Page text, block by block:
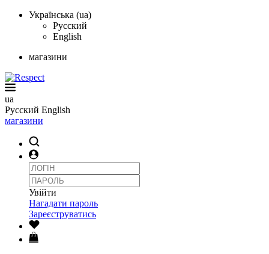
Українська (ua)
Русский
English
магазини
ua
Русский English
магазини
Увійти
Нагадати пароль
Зареєструватись